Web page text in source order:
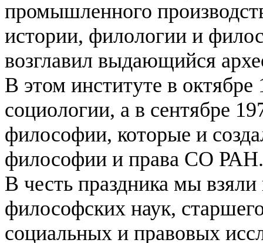
промышленного
истории, филологии и
возглавил выдающийся
В этом институте в октябре
социологии, а в сентябре
философии, которые и
философии и права СО РАН.
В честь праздника мы
философских наук,
социальных и правовых